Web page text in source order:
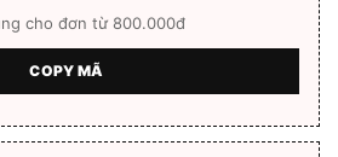
cho đơn từ 800.000đ
COPY MÃ